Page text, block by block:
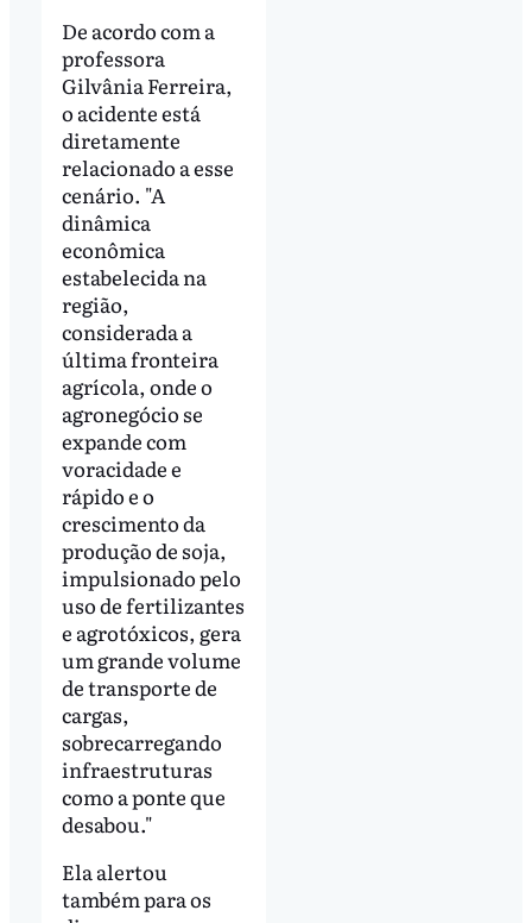
De acordo com a
professora
Gilvânia Ferreira,
o acidente está
diretamente
relacionado a esse
cenário. "A
dinâmica
econômica
estabelecida na
região,
considerada a
última fronteira
agrícola, onde o
agronegócio se
expande com
voracidade e
rápido e o
crescimento da
produção de soja,
impulsionado pelo
uso de fertilizantes
e agrotóxicos, gera
um grande volume
de transporte de
cargas,
sobrecarregando
infraestruturas
como a ponte que
desabou."
Ela alertou
também para os